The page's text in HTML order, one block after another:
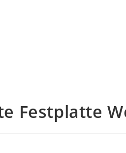
Festplatte